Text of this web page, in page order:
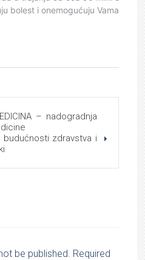
– nadogradnja
budućnosti zdravstva i
be published. Required